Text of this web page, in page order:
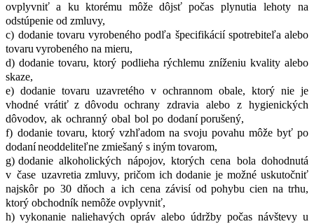
ovplyvniť a ku ktorému môže dôjsť počas plynutia lehoty na
odstúpenie od zmluvy,
c) dodanie tovaru vyrobeného podľa špecifikácií spotrebiteľa alebo
tovaru vyrobeného na mieru,
d) dodanie tovaru, ktorý podlieha rýchlemu zníženiu kvality alebo
skaze,
e) dodanie tovaru uzavretého v ochrannom obale, ktorý nie je
vhodné vrátiť z dôvodu ochrany zdravia alebo z hygienických
dôvodov, ak ochranný obal bol po dodaní porušený,
f) dodanie tovaru, ktorý vzhľadom na svoju povahu môže byť po
dodaníneoddeliteľne zmiešaný s iným tovarom,
g) dodanie alkoholických nápojov, ktorých cena bola dohodnutá
v čase uzavretia zmluvy, pričom ich dodanie je možné uskutočniť
najskôr po 30 dňoch a ich cena závisí od pohybu cien na trhu,
ktorý obchodník nemôže ovplyvniť,
h) vykonanie naliehavých opráv alebo údržby počas návštevy u